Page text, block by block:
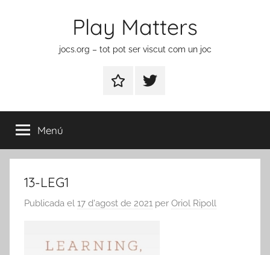
Play Matters
jocs.org – tot pot ser viscut com un joc
ContactarElement
menú
Menú
13-LEG1
Publicada el 17 d'agost de 2021 per Oriol Ripoll